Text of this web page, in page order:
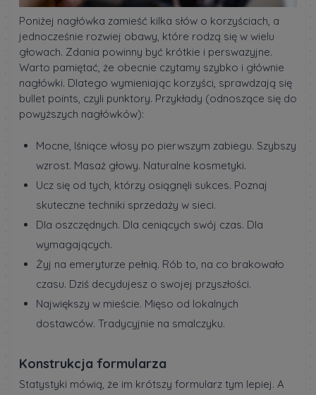
Poniżej nagłówka zamieść kilka słów o korzyściach, a
jednocześnie rozwiej obawy, które rodzą się w wielu
głowach. Zdania powinny być krótkie i perswazyjne.
Warto pamiętać, że obecnie czytamy szybko i głównie
nagłówki. Dlatego wymieniając korzyści, sprawdzają się
bullet points, czyli punktory. Przykłady (odnoszące się do
powyższych nagłówków):
Mocne, lśniące włosy po pierwszym zabiegu. Szybszy
wzrost. Masaż głowy. Naturalne kosmetyki.
Ucz się od tych, którzy osiągnęli sukces. Poznaj
skuteczne techniki sprzedaży w sieci.
Dla oszczędnych. Dla ceniących swój czas. Dla
wymagających.
Żyj na emeryturze pełnią. Rób to, na co brakowało
czasu. Dziś decydujesz o swojej przyszłości.
Największy w mieście. Mięso od lokalnych
dostawców. Tradycyjnie na smalczyku.
Konstrukcja formularza
Statystyki mówią, że im krótszy formularz tym lepiej. A